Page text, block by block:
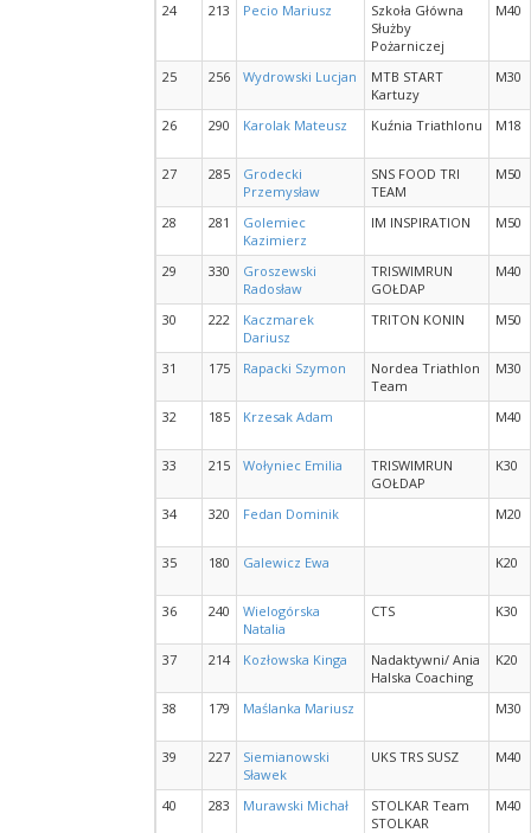
24 213 Pecio Mariusz
Szkoła Główna
Służby
Pożarniczej
M40
25 256 Wydrowski Lucjan
MTB START
Kartuzy
M30
26 290 Karolak Mateusz Kuźnia Triathlonu M18
27 285
Grodecki
Przemysław
SNS FOOD TRI
TEAM
M50
28 281
Golemiec
Kazimierz
IM INSPIRATION M50
29 330
Groszewski
Radosław
TRISWIMRUN
GOŁDAP
M40
30 222
Kaczmarek
Dariusz
TRITON KONIN M50
31 175 Rapacki Szymon
Nordea Triathlon
Team
M30
32 185 Krzesak Adam M40
33 215 Wołyniec Emilia
TRISWIMRUN
GOŁDAP
K30
34 320 Fedan Dominik M20
35 180 Galewicz Ewa K20
36 240
Wielogórska
Natalia
CTS K30
37 214 Kozłowska Kinga
Nadaktywni/ Ania
Halska Coaching
K20
38 179 Maślanka Mariusz M30
39 227
Siemianowski
Sławek
UKS TRS SUSZ M40
40 283 Murawski Michał
STOLKAR Team
STOLKAR
M40